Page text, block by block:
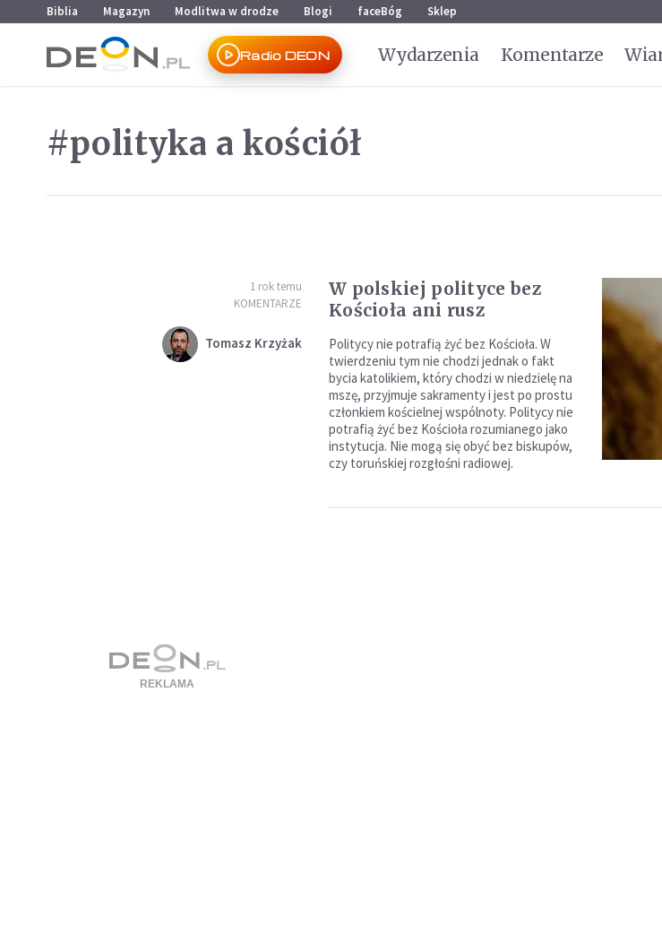
Przejdź do menu głównego
Przejdź do treści
Biblia Magazyn Modlitwa w drodze Blogi faceBóg Sklep
Radio DEON Wydarzenia Komentarze
#polityka a kościół
1 rok temu
KOMENTARZE
Tomasz Krzyżak
W polskiej polityce bez
Kościoła ani rusz
Politycy nie potrafią żyć bez Kościoła. W
twierdzeniu tym nie chodzi jednak o fakt
bycia katolikiem, który chodzi w niedzielę na
mszę, przyjmuje sakramenty i jest po prostu
członkiem kościelnej wspólnoty. Politycy nie
potrafią żyć bez Kościoła rozumianego jako
instytucja. Nie mogą się obyć bez biskupów,
czy toruńskiej rozgłośni radiowej.